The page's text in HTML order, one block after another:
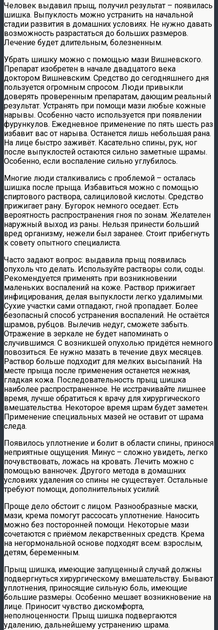
Человек выдавил прыщ, получил результат – появилась
шишка. Выпуклость можно устранить на начальной
стадии развития в домашних условиях. Не нужно давать
возможность разрастаться до больших размеров.
Лечение будет длительным, болезненным.
Убрать шишку можно с помощью мази Вишневского.
Препарат изобретен в начале двадцатого века
доктором Вишневским. Средство до сегодняшнего дня
пользуется огромным спросом. Люди привыкли
доверять проверенным препаратам, дающим реальный
результат. Устранять при помощи мази любые кожные
нарывы. Особенно часто используется при появлении
фурункулов. Ежедневное применение по пять шесть раз
избавит вас от нарыва. Останется лишь небольшая рана.
На лице быстро заживёт. Касательно спины, рук, ног
после выпуклостей остаются сильно заметные шрамы.
Особенно, если воспаление сильно углубилось.
Многие люди сталкивались с проблемой – осталась
шишка после прыща. Избавиться можно с помощью
спиртового раствора, салициловой кислоты. Средство
прижигает рану. Бугорок немного оседает. Есть
вероятность распространения гноя по зонам. Желателен
наружный выход из раны. Нельзя принести больший
вред организму, нежели был заранее. Стоит прибегнуть
к совету опытного специалиста.
Часто задают вопрос: выдавила прыщ появилась
опухоль что делать. Используйте растворы соли, соды.
Рекомендуется применять при возникновении
маленьких воспалений на коже. Раствор прижигает
инфицирования, делая выпуклости легко удалимыми.
Сухие участки сами отпадают, гной пропадает. Более
безопасный способ устранения воспалений. Не остаётся
шрамов, рубцов. Вылечив недуг, сможете забыть.
Отражение в зеркале не будет напоминать о
случившимся. С возникшей опухолью придётся немного
повозиться. Ее нужно мазать в течение двух месяцев.
Раствор больше подходит для мелких высыпаний. На
месте прыща после применения останется нежная,
гладкая кожа. Последовательность прыщ шишка
наиболее распространенное. Не исстрачивайте лишнее
время, лучше обратиться к врачу для хирургического
вмешательства. Некоторое время шрам будет заметен.
Применение специальных мазей не оставит от шрама
следа.
Появилось уплотнение и болит в области спины, принося
неприятные ощущения. Минус – сложно увидеть, легко
почувствовать, ложась на кровать. Лечить можно с
помощью ванночек. Другого метода в домашних
условиях удаления со спины не существует. Остальные
требуют помощи, дополнительных усилий.
Проще дело обстоит с лицом. Разнообразные маски,
мази, крема помогут рассосать уплотнение. Наносить
можно без посторонней помощи. Некоторые мази
сочетаются с приёмом лекарственных средств. Крема
на негормональной основе подходят всем: взрослым,
детям, беременным.
Прыщ шишка, имеющие запущенный случай должны
подвергнуться хирургическому вмешательству. Бывают
уплотнения, приносящие сильную боль, имеющие
большие размеры. Особенно мешает возникновение на
лице. Приносит чувство дискомфорта,
неполноценности. Прыщ шишка подвергаются
удалению, дальнейшему устранению шрама.